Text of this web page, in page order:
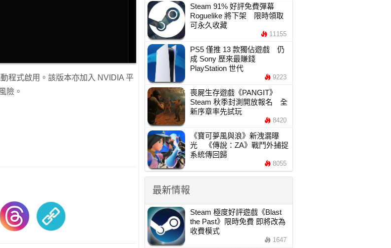
程式啟用。該版本亦加入 NVIDIA 平
險。
Steam 91% 好評免費彈幕
Roguelike 將下架 限時領取
可永久收藏
11155
PS5 僅推 13 款獨佔遊戲 仍
成 Sony 歷來最賺錢
PlayStation 世代
9223
喪屍生存遊戲《PANGIT》
Steam 秋季封測開放報名 全
新序章率先試玩
8420
《寶可夢風與浪》新洩漏曝
光 《傳說：ZA》戰鬥外捕捉
系統傳回歸
8055
最新情報
Steam 極度好評遊戲《Blast
the Past》限時免費 即將改為
收費模式
1647